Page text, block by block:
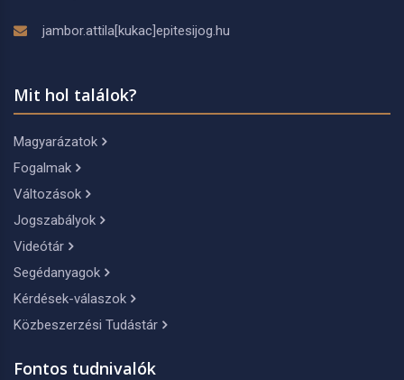
jambor.attila[kukac]epitesijog.hu
Mit hol találok?
Magyarázatok
Fogalmak
Változások
Jogszabályok
Videótár
Segédanyagok
Kérdések-válaszok
Közbeszerzési Tudástár
Fontos tudnivalók